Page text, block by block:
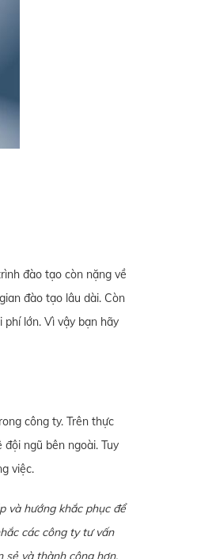
đào tạo còn nặng về
đào tạo lâu dài. Còn
lớn. Vì vậy bạn hãy
công ty. Trên thực
ngũ bên ngoài. Tuy
việc.
và hướng khắc phục để
các công ty tư vấn
sẻ và thành công hơn.